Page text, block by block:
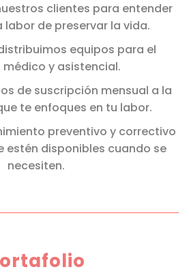
clientes para entender
labor de preservar la vida.
equipos para el
médico y asistencial.
de suscripción mensual a la
te enfoques en tu labor.
preventivo y correctivo
estén disponibles cuando se
necesiten.